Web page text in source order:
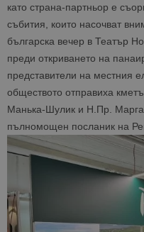
като страна-партньор е
събития, които насочват
българска вечер в Театър
преди откриването на
представители на местния
обществото отправиха
Манька-Шулик и Н.Пр.
пълномощен посланик на